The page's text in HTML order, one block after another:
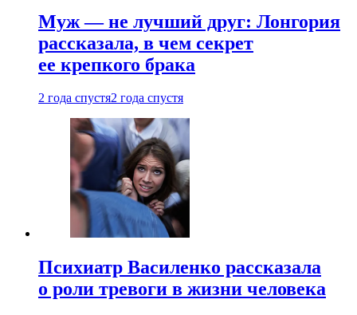
Муж — не лучший друг: Лонгория
рассказала, в чем секрет
ее крепкого брака
2 года спустя2 года спустя
Психиатр Василенко рассказала
о роли тревоги в жизни человека